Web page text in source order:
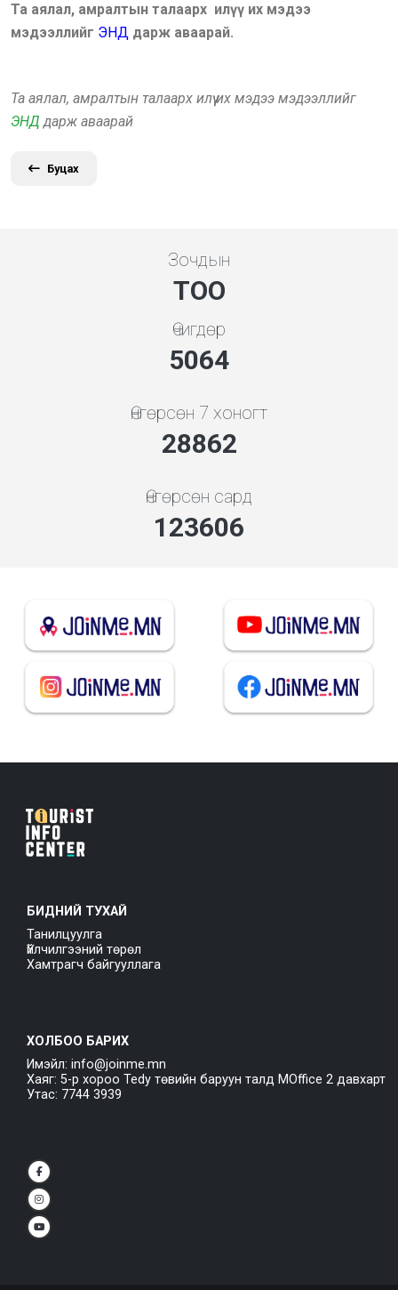
Та аялал, амралтын талаарх илүү их мэдээ
мэдээллийг ЭНД дарж аваарай.
Та аялал, амралтын талаарх илүү их мэдээ мэдээллийг
ЭНД дарж аваарай
Буцах
Зочдын
ТОО
Өчигдөр
5843
Өнгөрсөн 7 хоногт
33302
Өнгөрсөн сард
142622
БИДНИЙ ТУХАЙ
Танилцуулга
Үйлчилгээний төрөл
Хамтрагч байгууллага
ХОЛБОО БАРИХ
Имэйл: info@joinme.mn
Хаяг: 5-р хороо Tedy төвийн баруун талд MOffice 2 давхарт
Утас: 7744 3939